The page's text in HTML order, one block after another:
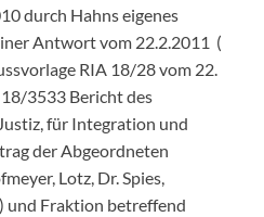
durch Hahns eigenes
Antwort vom 22.2.2011 (
RIA 18/28 vom 22.
3533 Bericht des
für Integration und
der Abgeordneten
Lotz, Dr. Spies,
und Fraktion betreffend